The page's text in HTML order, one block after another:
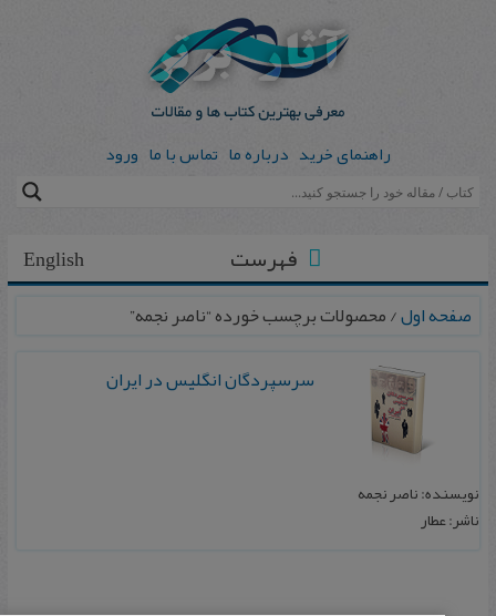
راهنمای خرید درباره ما تماس با ما ورود
English فهرست
صفحه اول/ محصولات برچسب خورده “ناصر نجمه”
سرسپردگان انگلیس در ایران
نویسنده: ناصر نجمه
ناشر: عطار